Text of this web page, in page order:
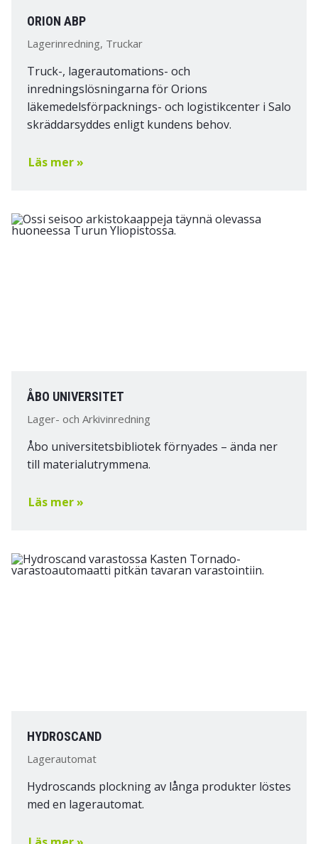
ORION ABP
Lagerinredning, Truckar
Truck-, lagerautomations- och
inredningslösningarna för Orions
läkemedelsförpacknings- och logistikcenter i Salo
skräddarsyddes enligt kundens behov.
Läs mer »
ÅBO UNIVERSITET
Lager- och Arkivinredning
Åbo universitetsbibliotek förnyades – ända ner
till materialutrymmena.
Läs mer »
HYDROSCAND
Lagerautomat
Hydroscands plockning av långa produkter löstes
med en lagerautomat.